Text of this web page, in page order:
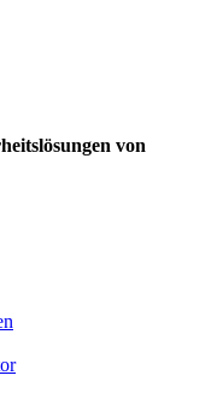
von